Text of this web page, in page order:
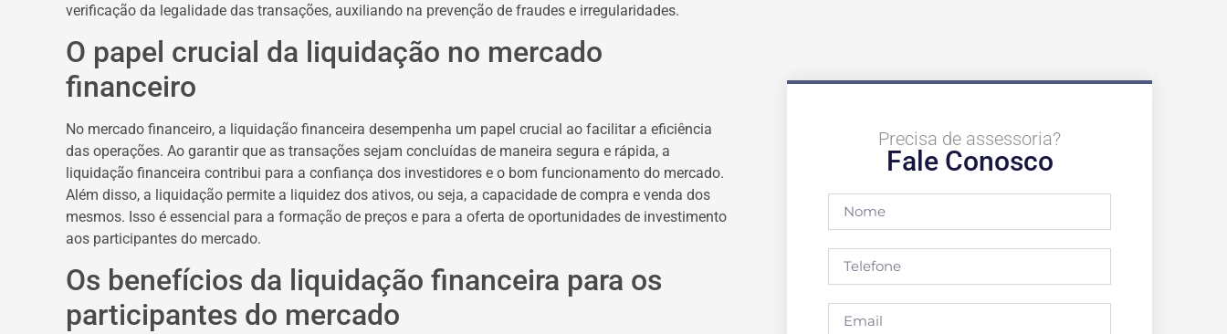
verificação da legalidade das transações, auxiliando na prevenção de fraudes e irregularidades.
O papel crucial da liquidação no mercado
financeiro
No mercado financeiro, a liquidação financeira desempenha um papel crucial ao facilitar a eficiência
das operações. Ao garantir que as transações sejam concluídas de maneira segura e rápida, a
liquidação financeira contribui para a confiança dos investidores e o bom funcionamento do mercado.
Além disso, a liquidação permite a liquidez dos ativos, ou seja, a capacidade de compra e venda dos
mesmos. Isso é essencial para a formação de preços e para a oferta de oportunidades de investimento
aos participantes do mercado.
Os benefícios da liquidação financeira para os
participantes do mercado
Precisa de assessoria?
Fale Conosco